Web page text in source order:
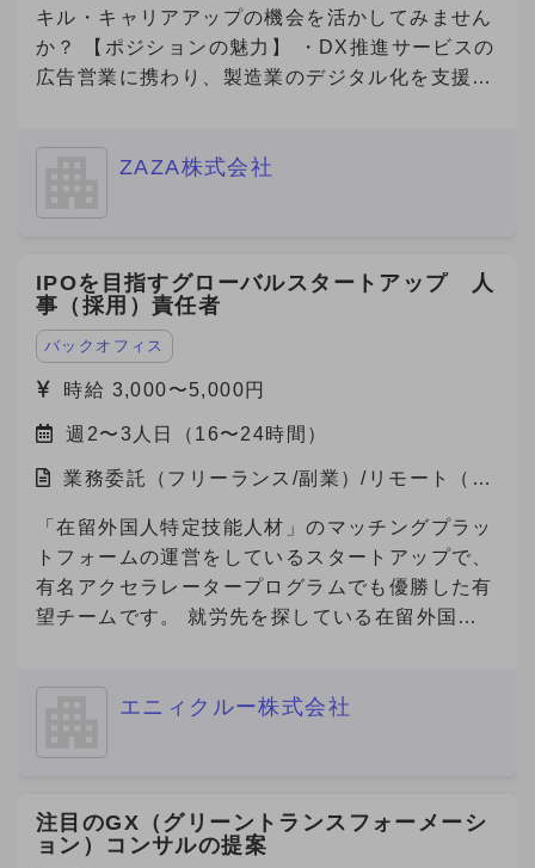
キル・キャリアアップの機会を活かしてみません
か？ 【ポジションの魅力】 ・DX推進サービスの
広告営業に携わり、製造業のデジタル化を支援す
迎するフラットな文化があります！ ・成果が報
す！ 【自社の説明】 わたしたちZAZA株式会社
は、「未来を実装する。」をミッションに、 製
造業と旅行プラットフォームの領域で革新を起こ
すスタートアップ企業です。 主力事業である
「Metoree（メトリー）」は、産業用製品に特化
した比較・検索プラットフォームで、 製造業界
のエンジニアや研究者が、最適な製品を選び、効
率的に比較検討できる仕組みを提供しています。
★「産業用製品がすぐにみつかる」というキャッ
チフレーズとともに、製品選定に悩む方々に対し
て「まずはメトリーで検索する」という認知拡大
のためにCM放映中です。
『Metoree』 https://metoree.com/ ★導入事例は
集の背景】 製造業界でもデジタルシフトが加速
流になりつつあります。 この変化を捉え、
「Metoree」への掲載を通じたリード獲得を支援
ZAZA株式会社
IPOを目指すグローバルスタートアップ 人
事（採用）責任者
バックオフィス
時給 3,000〜5,000円
週2〜3人日（16〜24時間）
業務委託（フリーランス/副業）/リモート（在
「在留外国人特定技能人材」のマッチングプラッ
トフォームの運営をしているスタートアップで、
有名アクセラレータープログラムでも優勝した有
望チームです。 就労先を探している在留外国人
り、現在数万人の外国人労働者が登録しており、
なる拡大や将来的なIPOを見据え、将来的な経営
チームへの参画を視野に入れながら、急成長スタ
エニィクルー株式会社
注目のGX（グリーントランスフォーメーシ
ョン）コンサルの提案